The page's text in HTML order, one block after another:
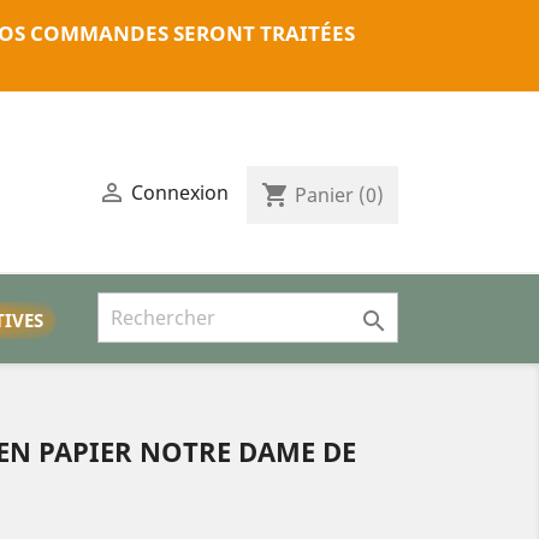
COMMANDES SERONT TRAITÉES
 Connexion shopping_cart Panier (0)

PAPIER NOTRE DAME DE